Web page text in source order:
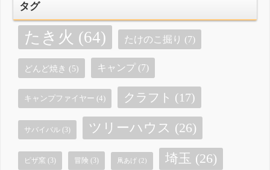
タグ
たき火 (64) たけのこ掘り (7)
どんど焼き (5) キャンプ (7)
キャンプファイヤー (4) クラフト (17)
サバイバル (3) ツリーハウス (26)
ピザ窯 (3) 冒険 (3) 凧あげ (2) 埼玉 (26)